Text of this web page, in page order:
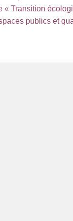
« Transition
publics et